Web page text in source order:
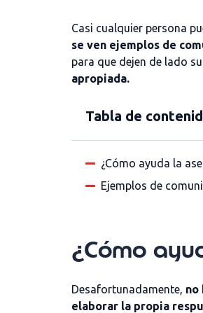
Casi cualquier persona
se ven ejemplos de
para que dejen de lado
apropiada.
Tabla de
¿Cómo ayuda la
Ejemplos de
¿Cómo
Desafortunadamente, no
elaborar la propia